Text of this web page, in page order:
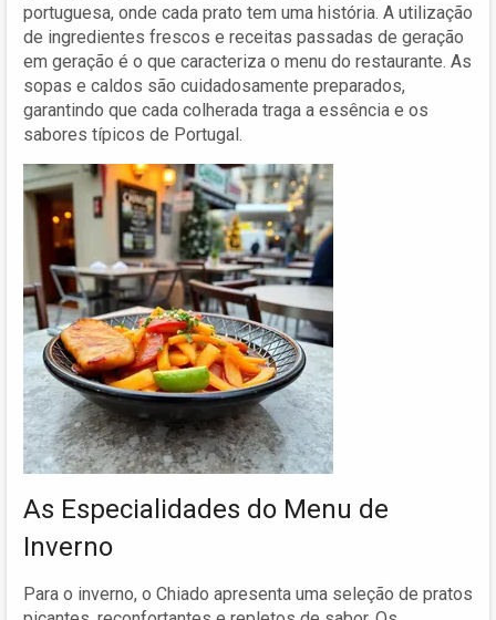
portuguesa, onde cada prato tem uma história. A utilização
de ingredientes frescos e receitas passadas de geração
em geração é o que caracteriza o menu do restaurante. As
sopas e caldos são cuidadosamente preparados,
garantindo que cada colherada traga a essência e os
sabores típicos de Portugal.
As Especialidades do Menu de
Inverno
Para o inverno, o Chiado apresenta uma seleção de pratos